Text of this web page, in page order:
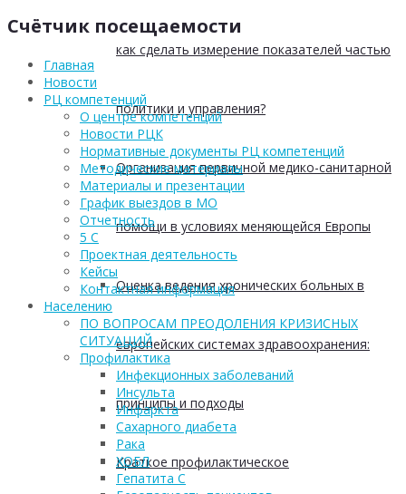
как сделать измерение показателей частью
политики и управления?
Организация первичной медико-санитарной
помощи в условиях меняющейся Европы
Оценка ведения хронических больных в
европейских системах здравоохранения:
принципы и подходы
Краткое профилактическое
Счётчик посещаемости
Главная
Новости
РЦ компетенций
О центре компетенций
Новости РЦК
Нормативные документы РЦ компетенций
Методические материалы
Материалы и презентации
График выездов в МО
Отчетность
5 С
Проектная деятельность
Кейсы
Контактная информация
Населению
ПО ВОПРОСАМ ПРЕОДОЛЕНИЯ КРИЗИСНЫХ
СИТУАЦИЙ
Профилактика
Инфекционных заболеваний
Инсульта
Инфаркта
Сахарного диабета
Рака
ХОБЛ
Гепатита С